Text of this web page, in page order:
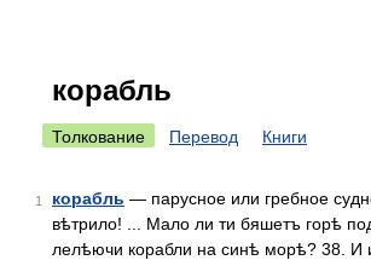
корабль
Толкование Перевод Книги
1 корабль — парусное или гребное
вѣтрило! ... Мало ли ти бяшетъ горѣ
лелѣючи корабли на синѣ морѣ? 38. И